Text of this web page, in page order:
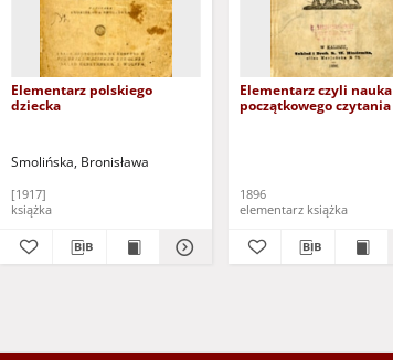
Elementarz polskiego
dziecka
Smolińska, Bronisława
[1917]
książka
Elementarz czyli nauka
początkowego czytania
1896
elementarz książka